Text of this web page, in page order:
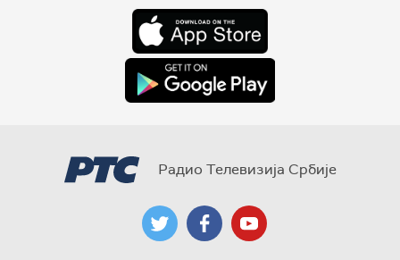
Радио Телевизија Србије